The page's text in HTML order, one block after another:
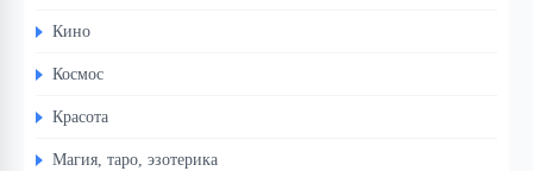
Кино
Космос
Красота
Магия, таро, эзотерика